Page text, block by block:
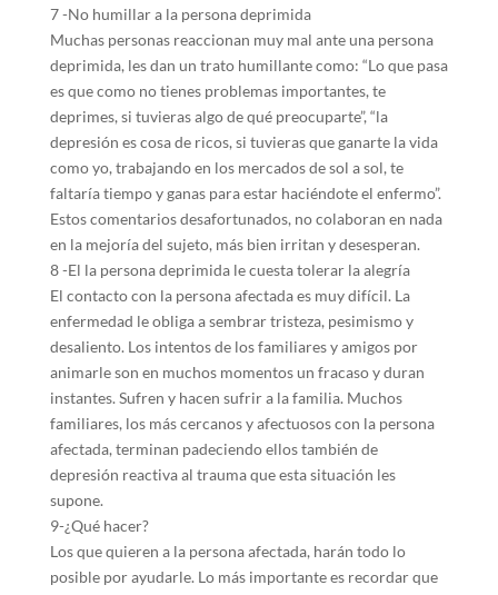
7 -No humillar a la persona deprimida
Muchas personas reaccionan muy mal ante una persona
deprimida, les dan un trato humillante como: “Lo que pasa
es que como no tienes problemas importantes, te
deprimes, si tuvieras algo de qué preocuparte”, “la
depresión es cosa de ricos, si tuvieras que ganarte la vida
como yo, trabajando en los mercados de sol a sol, te
faltaría tiempo y ganas para estar haciéndote el enfermo”.
Estos comentarios desafortunados, no colaboran en nada
en la mejoría del sujeto, más bien irritan y desesperan.
8 -El la persona deprimida le cuesta tolerar la alegría
El contacto con la persona afectada es muy difícil. La
enfermedad le obliga a sembrar tristeza, pesimismo y
desaliento. Los intentos de los familiares y amigos por
animarle son en muchos momentos un fracaso y duran
instantes. Sufren y hacen sufrir a la familia. Muchos
familiares, los más cercanos y afectuosos con la persona
afectada, terminan padeciendo ellos también de
depresión reactiva al trauma que esta situación les
supone.
9-¿Qué hacer?
Los que quieren a la persona afectada, harán todo lo
posible por ayudarle. Lo más importante es recordar que